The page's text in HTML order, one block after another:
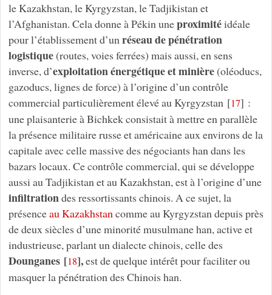
le Kazakhstan, le Kyrgyzstan, le Tadjikistan et
l’Afghanistan. Cela donne à Pékin uneproximitéidéale
pour l’établissement d’unréseau de pénétration
logistique (routes, voies ferrées) mais aussi, en sens
inverse, d’exploitation énergétique et minière (oléoducs,
gazoducs, lignes de force) à l’origine d’un contrôle
commercial particulièrement élevé au Kyrgyzstan[17] :
une plaisanterie à Bichkek consistait à mettre en parallèle
la présence militaire russe et américaine aux environs de la
capitale avec celle massive des négociants han dans les
bazars locaux. Ce contrôle commercial, qui se développe
aussi au Tadjikistan et au Kazakhstan, est à l’origine d’une
infiltrationdes ressortissants chinois. A ce sujet, la
présenceau Kazakhstancomme au Kyrgyzstan depuis près
de deux siècles d’une minorité musulmane han, active et
industrieuse, parlant un dialecte chinois, celle des
Dounganes[18],est de quelque intérêt pour faciliter ou
masquer la pénétration des Chinois han.